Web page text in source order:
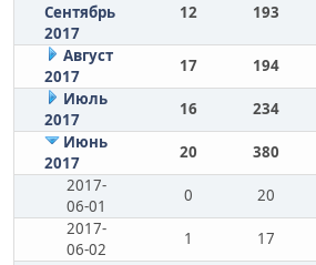
Сентябрь
2017
12 193
Август
2017
17 194
Июль
2017
16 234
Июнь
2017
20 380
2017-
06-01
0 20
2017-
06-02
1 17